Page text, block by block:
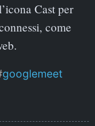
Cast per
come
googlemeet